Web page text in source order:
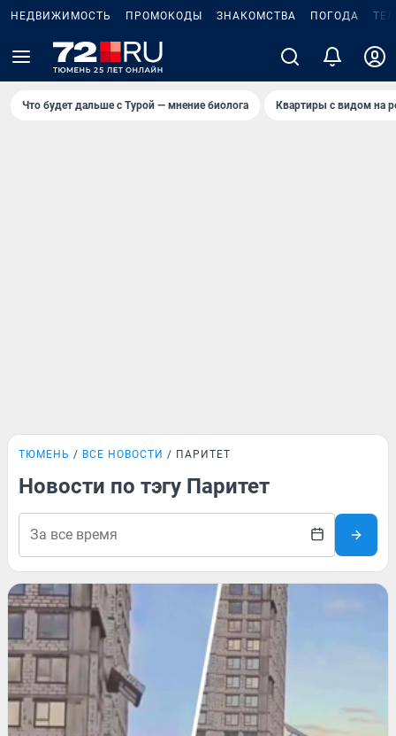
НЕДВИЖИМОСТЬ ПРОМОКОДЫ ЗНАКОМСТВА ПОГОДА
Что будет дальше с Турой — мнение биолога Квартиры с видом на
ТЮМЕНЬ ВСЕ НОВОСТИ ПАРИТЕТ
Новости по тэгу Паритет